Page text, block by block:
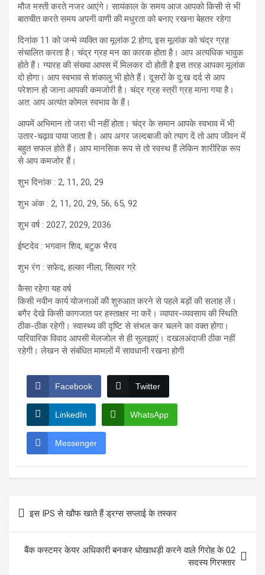
मौज मस्ती करते नजर आएंगे। सायंकाल के समय आज आपको किसी से भी
बातचीत करते समय अपनी वाणी की मधुरता को बनाए रखना बेहतर रहेगा
दिनांक 11 को जन्मे व्यक्ति का मूलांक 2 होगा, इस मूलांक को चंद्र ग्रह
संचालित करता है। चंद्र ग्रह मन का कारक होता है। आप अत्यधिक भावुक
होते हैं। ग्यारह की संख्या आपस में मिलकर दो होती है इस तरह आपका मूलांक
दो होगा। आप स्वभाव से शंकालु भी होते हैं। दूसरों के दु:ख दर्द से आप
परेशान हो जाना आपकी कमजोरी है। चंद्र ग्रह स्त्री ग्रह माना गया है।
अत: आप अत्यंत कोमल स्वभाव के हैं।
आपमें अभिमान तो जरा भी नहीं होता। चंद्र के समान आपके स्वभाव में भी
उतार-चढ़ाव पाया जाता है। आप अगर जल्दबाजी को त्याग दें तो आप जीवन में
बहुत सफल होते हैं। आप मानसिक रूप से तो स्वस्थ हैं लेकिन शारीरिक रूप
से आप कमजोर हैं।
शुभ दिनांक : 2, 11, 20, 29
शुभ अंक : 2, 11, 20, 29, 56, 65, 92
शुभ वर्ष : 2027, 2029, 2036
ईष्टदेव : भगवान शिव, बटुक भैरव
शुभ रंग : सफेद, हल्का नीला, सिल्वर ग्रे
कैसा रहेगा यह वर्ष
किसी नवीन कार्य योजनाओं की शुरुआत करने से पहले बड़ों की सलाह लें।
बगैर देखे किसी कागजात पर हस्ताक्षर ना करें। व्यापार-व्यवसाय की स्थिति
ठीक-ठीक रहेगी। स्वास्थ्य की दृष्टि से संभल कर चलने का वक्त होगा।
पारिवारिक विवाद आपसी मेलजोल से ही सुलझाएं। दखलअंदाजी ठीक नहीं
रहेगी। लेखन से संबंधित मामलों में सावधानी रखना होगी
Facebook Twitter
LinkedIn WhatsApp
Messenger
Post
navigation
इस IPS से खौफ खाते हैं ड्रग्स सप्लाई के तस्कर
बैंक कस्टमर केयर अधिकारी बनकर धोखाधड़ी करने वाले गिरोह के 02
सदस्य गिरफ्तार